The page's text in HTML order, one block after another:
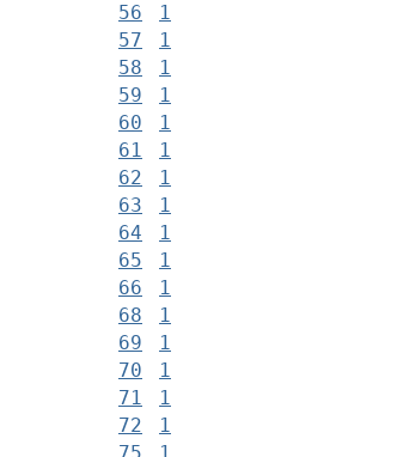
56
1
57
1
58
1
59
1
60
1
61
1
62
1
63
1
64
1
65
1
66
1
68
1
69
1
70
1
71
1
72
1